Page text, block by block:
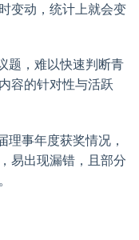
变动，统计上就会变
题，难以快速判断青
容的针对性与活跃
事年度获奖情况，
易出现漏错，且部分